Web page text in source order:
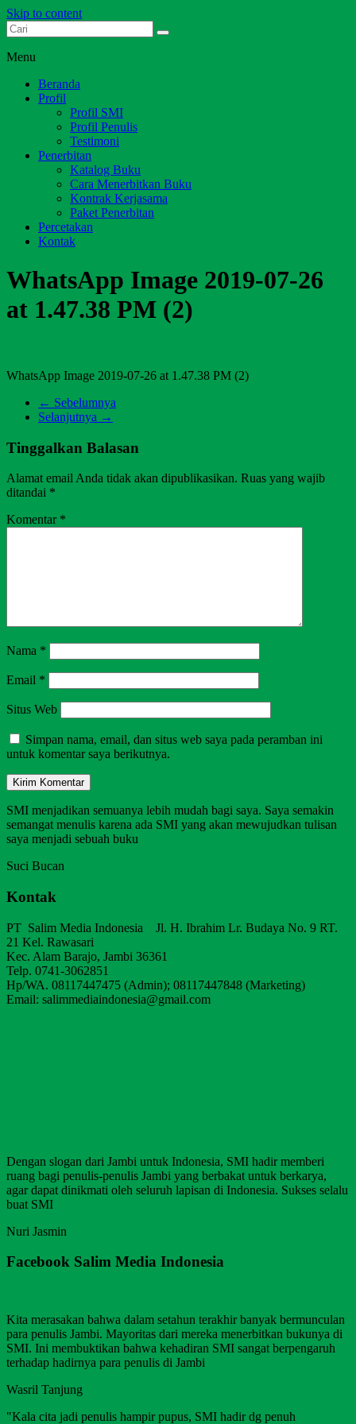
Skip to content
Dari Jambi untuk Indonesia
Menu
Beranda
Profil
Profil SMI
Profil Penulis
Testimoni
Penerbitan
Katalog Buku
Cara Menerbitkan Buku
Kontrak Kerjasama
Paket Penerbitan
Percetakan
Kontak
WhatsApp Image 2019-07-26
at 1.47.38 PM (2)
WhatsApp Image 2019-07-26 at 1.47.38 PM (2)
← Sebelumnya
Selanjutnya →
Tinggalkan Balasan
Alamat email Anda tidak akan dipublikasikan. Ruas yang wajib
ditandai *
Komentar *
Nama *
Email *
Situs Web
Simpan nama, email, dan situs web saya pada peramban ini
untuk komentar saya berikutnya.
SMI menjadikan semuanya lebih mudah bagi saya. Saya semakin
semangat menulis karena ada SMI yang akan mewujudkan tulisan
saya menjadi sebuah buku
Suci Bucan
Kontak
PT Salim Media Indonesia Jl. H. Ibrahim Lr. Budaya No. 9 RT.
21 Kel. Rawasari
Kec. Alam Barajo, Jambi 36361
Telp. 0741-3062851
Hp/WA. 08117447475 (Admin); 08117447848 (Marketing)
Email: salimmediaindonesia@gmail.com
Dengan slogan dari Jambi untuk Indonesia, SMI hadir memberi
ruang bagi penulis-penulis Jambi yang berbakat untuk berkarya,
agar dapat dinikmati oleh seluruh lapisan di Indonesia. Sukses selalu
buat SMI
Nuri Jasmin
Facebook Salim Media Indonesia
Kita merasakan bahwa dalam setahun terakhir banyak bermunculan
para penulis Jambi. Mayoritas dari mereka menerbitkan bukunya di
SMI. Ini membuktikan bahwa kehadiran SMI sangat berpengaruh
terhadap hadirnya para penulis di Jambi
Wasril Tanjung
"Kala cita jadi penulis hampir pupus, SMI hadir dg penuh